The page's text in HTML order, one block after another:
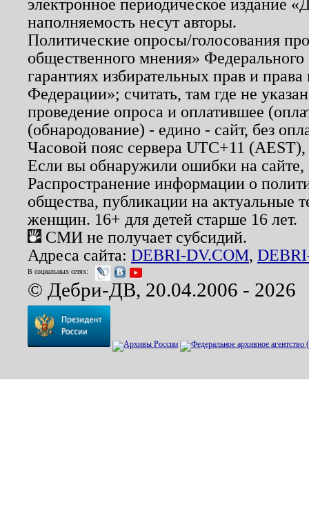
электронное периодическое издание
наполняемость несут авторы.
Политические опросы/голосования
общественного мнения»
гарантиях избирательных прав и
Федерации»; считать, там где не
проведение опроса и оплатившее
(обнародование) - едино - сайт, без
Часовой пояс сервера UTC+11
Если вы обнаружили ошибки на
Распространение информации о
общества, публикации на актуальные
женщин. 16+ для детей старше 16 лет.
СМИ не получает субсидий.
Адреса сайта: DEBRI-DV.COM,
В социальных сетях:
© Дебри-ДВ, 20.04.2006 - 2026